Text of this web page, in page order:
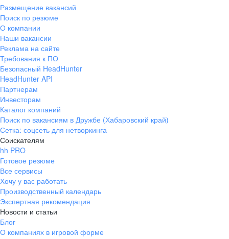
Размещение вакансий
Поиск по резюме
О компании
Наши вакансии
Реклама на сайте
Требования к ПО
Безопасный HeadHunter
HeadHunter API
Партнерам
Инвесторам
Каталог компаний
Поиск по вакансиям в Дружбе (Хабаровский край)
Сетка: соцсеть для нетворкинга
Соискателям
hh PRO
Готовое резюме
Все сервисы
Хочу у вас работать
Производственный календарь
Экспертная рекомендация
Новости и статьи
Блог
О компаниях в игровой форме